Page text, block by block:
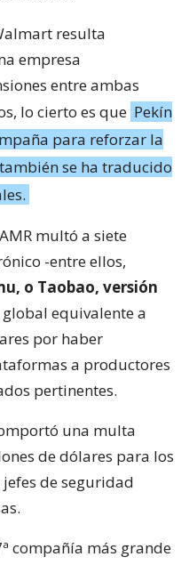
resulta
empresa
entre ambas
lo cierto es que Pekín
para reforzar la
se ha traducido
multó a siete
-entre ellos,
o Taobao, versión
equivalente a
por haber
a productores
pertinentes.
una multa
de dólares para los
de seguridad
compañía más grande